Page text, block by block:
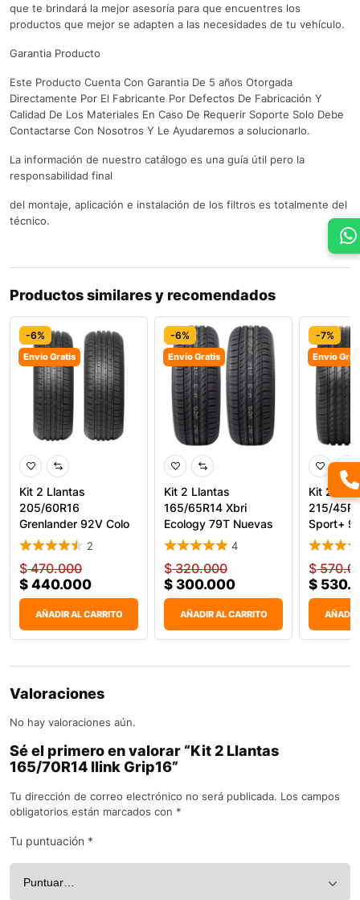
que te brindará la mejor asesoría para que encuentres los
productos que mejor se adapten a las necesidades de tu vehículo.
Garantia Producto
Este Producto Cuenta Con Garantia De 5 años Otorgada
Directamente Por El Fabricante Por Defectos De Fabricación Y
Calidad De Los Materiales En Caso De Requerir Soporte Solo Debe
Contactarse Con Nosotros Y Le Ayudaremos a solucionarlo.
La información de nuestro catálogo es una guía útil pero la
responsabilidad final
del montaje, aplicación e instalación de los filtros es totalmente del
técnico.
Productos similares y recomendados
-6%
Envío Gratis
Kit 2 Llantas
205/60R16
Grenlander 92V Colo
H02
2
$470.000
$ 440.000
AÑADIR AL CARRITO
-6%
Envío Gratis
Kit 2 Llantas
165/65R14 Xbri
Ecology 79T Nuevas
Para Carr
4
$320.000
$ 300.000
AÑADIR AL CARRITO
-7%
Envío
Kit 2
215/
Sport+
$
$
AÑADIR
Valoraciones
No hay valoraciones aún.
Sé el primero en valorar “Kit 2 Llantas
165/70R14 Ilink Grip16”
Tu dirección de correo electrónico no será publicada. Los campos
obligatorios están marcados con *
Tu puntuación *